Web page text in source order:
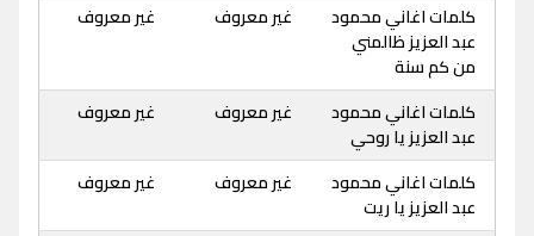
كلمات اغاني محمود
عبد العزيز ظالمني
من كم سنة
غير معروف غير معروف
كلمات اغاني محمود
عبد العزيز يا روحي
غير معروف غير معروف
كلمات اغاني محمود
عبد العزيز يا ريت
غير معروف غير معروف